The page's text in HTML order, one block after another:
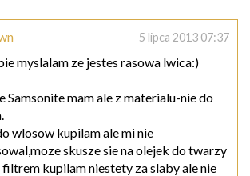
5 lipca 2013 07:37
myslalam ze jestes rasowa lwica:)
Samsonite mam ale z materialu-nie do
wlosow kupilam ale mi nie
skusze sie na olejek do twarzy
filtrem kupilam niestety za slaby ale nie